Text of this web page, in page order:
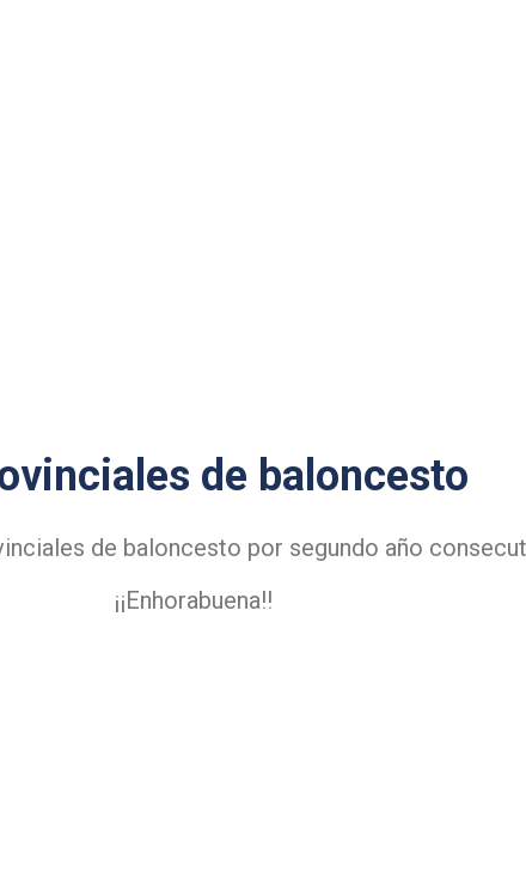
de baloncesto
de baloncesto por segundo año
¡¡Enhorabuena!!